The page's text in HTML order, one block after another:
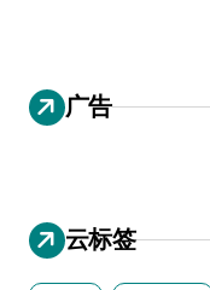
广告
云标签